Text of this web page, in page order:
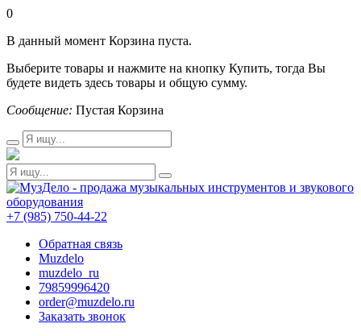
0
В данный момент Корзина пуста.
Выберите товары и нажмите на кнопку Купить, тогда Вы
будете видеть здесь товары и общую сумму.
Сообщение: Пустая Корзина
+7 (985) 750-44-22
Обратная связь
Muzdelo
muzdelo_ru
79859996420
order@muzdelo.ru
Заказать звонок